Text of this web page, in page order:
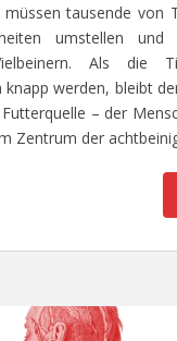
tausende von
umstellen
Als die
werden, bleibt
– der
Zentrum der